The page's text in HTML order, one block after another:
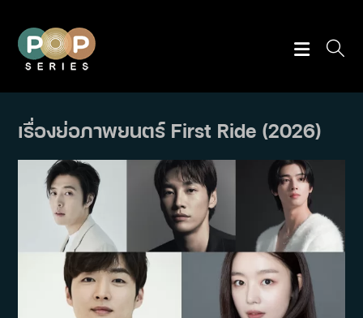
content
เรื่องย่อภาพยนตร์ First Ride (2026)